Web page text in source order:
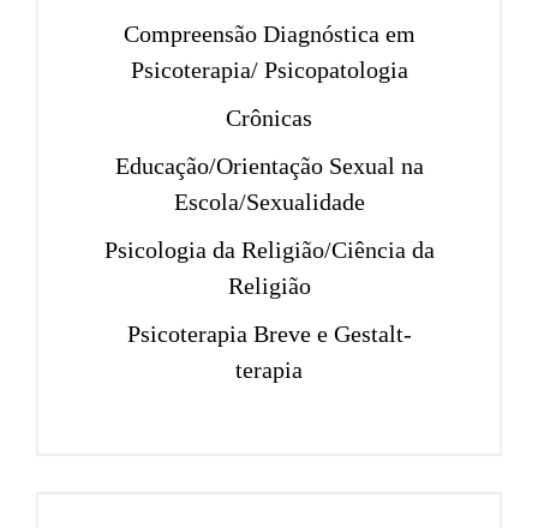
Compreensão Diagnóstica em
Psicoterapia/ Psicopatologia
Crônicas
Educação/Orientação Sexual na
Escola/Sexualidade
Psicologia da Religião/Ciência da
Religião
Psicoterapia Breve e Gestalt-
terapia